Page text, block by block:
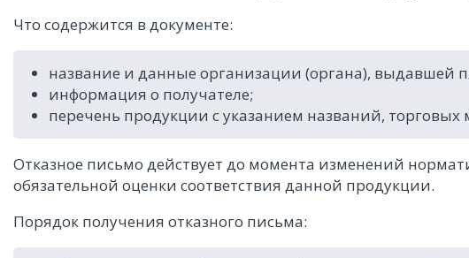
Что содержится в документе:
название и данные организации (органа), выдавшей
информация о получателе;
перечень продукции с указанием названий,
Отказное письмо действует до момента изменений
обязательной оценки соответствия данной продукции.
Порядок получения отказного письма: